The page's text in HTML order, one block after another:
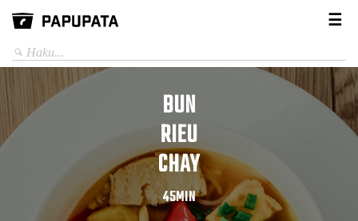
☰
BUN
RIEU
CHAY
45MIN